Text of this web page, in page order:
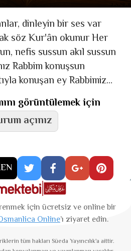
dinleyin bir ses var
söz Kur'ân okunur Her
nefis sussun akıl sussun
Rabbim konuşsun
konuşan ey Rabbimiz
görüntülemek için
açınız
için ücretsiz ve online bir
Online’ı ziyaret edin.
tüm hakları Süeda Yayıncılık'a aittir.